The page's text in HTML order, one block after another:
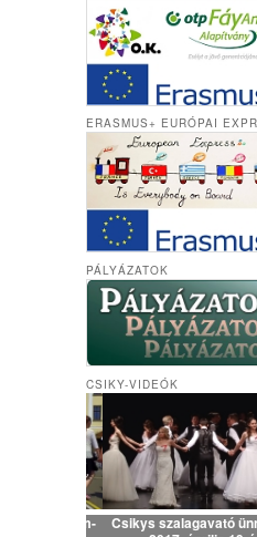
ERASMUS+ EURÓPAI
PÁLYÁZATOK
CSIKY-VIDEÓK
Csikys szalagavató